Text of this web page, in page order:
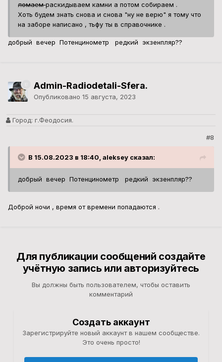
ломаемраскидываем камни а потом собираем .
Хоть будем знать снова и снова "ну не верю" я тому что
на заборе написано , тьфу ты в справочнике .
добрый вечер Потенцинометр редкий экзенпляр??
Admin-Radiodetali-Sfera.
Опубликовано 15 августа, 2023
Город: г.Феодосия.
#8
В 15.08.2023 в 18:40, aleksey сказал:
добрый вечер Потенцинометр редкий экзенпляр??
Доброй ночи , время от времени попадаются .
Для публикации сообщений создайте
учётную запись или авторизуйтесь
Вы должны быть пользователем, чтобы оставить
комментарий
Создать аккаунт
Зарегистрируйте новый аккаунт в нашем сообществе.
Это очень просто!